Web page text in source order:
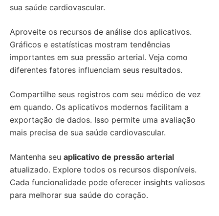
sua saúde cardiovascular.
Aproveite os recursos de análise dos aplicativos.
Gráficos e estatísticas mostram tendências
importantes em sua pressão arterial. Veja como
diferentes fatores influenciam seus resultados.
Compartilhe seus registros com seu médico de vez
em quando. Os aplicativos modernos facilitam a
exportação de dados. Isso permite uma avaliação
mais precisa de sua saúde cardiovascular.
Mantenha seu aplicativo de pressão arterial
atualizado. Explore todos os recursos disponíveis.
Cada funcionalidade pode oferecer insights valiosos
para melhorar sua saúde do coração.